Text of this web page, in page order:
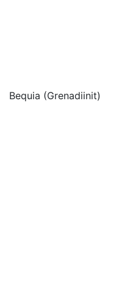
Bequia (Grenadiinit)